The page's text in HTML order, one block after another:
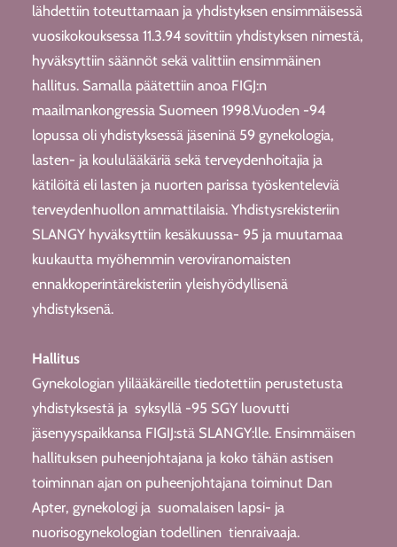
lähdettiin toteuttamaan ja yhdistyksen ensimmäisessä
vuosikokouksessa 11.3.94 sovittiin yhdistyksen nimestä,
hyväksyttiin säännöt sekä valittiin ensimmäinen
hallitus. Samalla päätettiin anoa FIGJ:n
maailmankongressia Suomeen 1998.Vuoden -94
lopussa oli yhdistyksessä jäseninä 59 gynekologia,
lasten- ja koululääkäriä sekä terveydenhoitajia ja
kätilöitä eli lasten ja nuorten parissa työskenteleviä
terveydenhuollon ammattilaisia. Yhdistysrekisteriin
SLANGY hyväksyttiin kesäkuussa- 95 ja muutamaa
kuukautta myöhemmin veroviranomaisten
ennakkoperintärekisteriin yleishyödyllisenä
yhdistyksenä.
Hallitus
Gynekologian ylilääkäreille tiedotettiin perustetusta
yhdistyksestä ja syksyllä -95 SGY luovutti
jäsenyyspaikkansa FIGIJ:stä SLANGY:lle. Ensimmäisen
hallituksen puheenjohtajana ja koko tähän astisen
toiminnan ajan on puheenjohtajana toiminut Dan
Apter, gynekologi ja suomalaisen lapsi- ja
nuorisogynekologian todellinen tienraivaaja.